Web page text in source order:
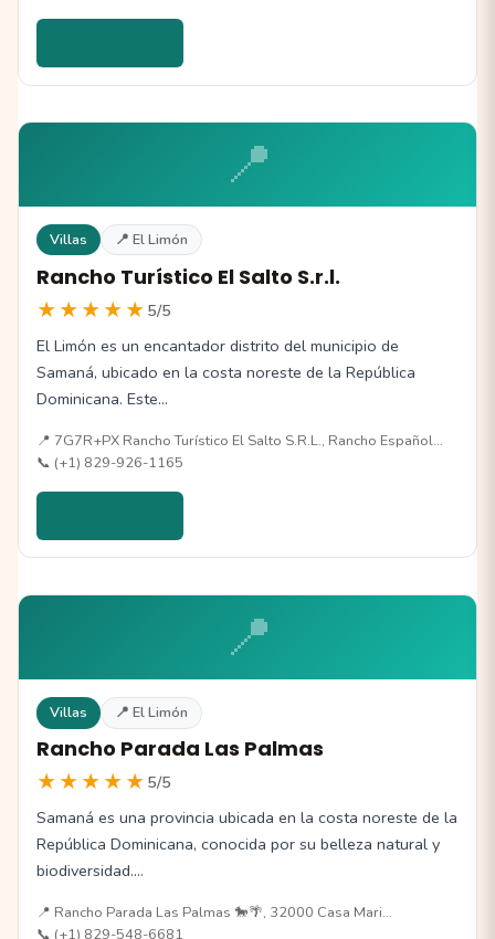
📍
Villas 📍 El Limón
Rancho Turístico El Salto S.r.l.
★★★★★ 5/5
El Limón es un encantador distrito del municipio de
Samaná, ubicado en la costa noreste de la República
Dominicana. Este…
📍 7G7R+PX Rancho Turístico El Salto S.R.L., Rancho Español…
📞 (+1) 829-926-1165
📍
Villas 📍 El Limón
Rancho Parada Las Palmas
★★★★★ 5/5
Samaná es una provincia ubicada en la costa noreste de la
República Dominicana, conocida por su belleza natural y
biodiversidad.…
📍 Rancho Parada Las Palmas 🐎🌴, 32000 Casa Mari…
📞 (+1) 829-548-6681